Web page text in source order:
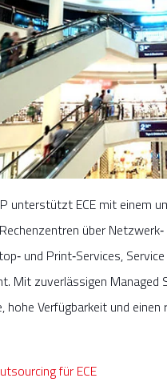
unterstützt ECE mit einem
über
und Print‑Services,
Mit zuverlässigen Managed
hohe Verfügbarkeit und
für ECE